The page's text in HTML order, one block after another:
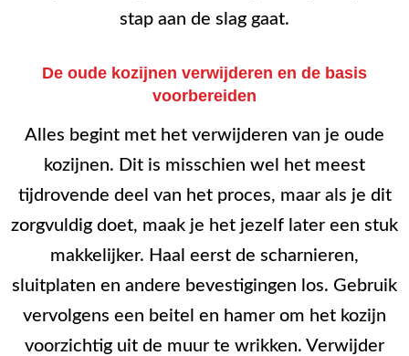
stap aan de slag gaat.
De oude kozijnen verwijderen en de basis
voorbereiden
Alles begint met het verwijderen van je oude
kozijnen. Dit is misschien wel het meest
tijdrovende deel van het proces, maar als je dit
zorgvuldig doet, maak je het jezelf later een stuk
makkelijker. Haal eerst de scharnieren,
sluitplaten en andere bevestigingen los. Gebruik
vervolgens een beitel en hamer om het kozijn
voorzichtig uit de muur te wrikken. Verwijder